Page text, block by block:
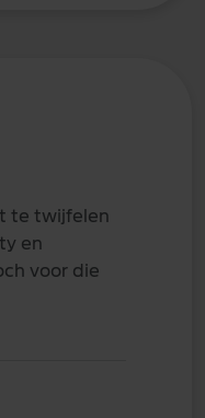
te twijfelen
en
voor die